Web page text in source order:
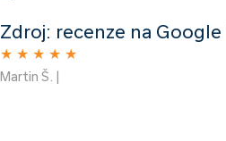
Zdroj: recenze na Google
★ ★ ★ ★ ★
Martin Š. |